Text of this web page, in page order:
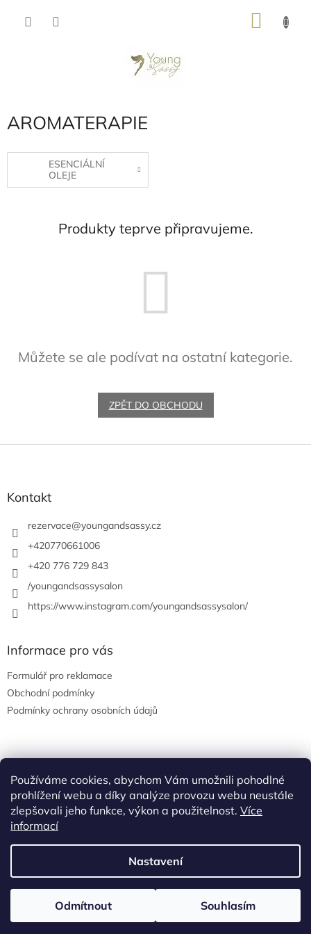
Používáme cookies, abychom Vám umožnili pohodlné
prohlížení webu a díky analýze provozu webu neustále
zlepšovali jeho funkce, výkon a použitelnost. Více
informací
Nastavení
Odmítnout Souhlasím
AROMATERAPIE
ESENCIÁLNÍ
OLEJE
Produkty teprve připravujeme.
Můžete se ale podívat na ostatní kategorie.
ZPĚT DO OBCHODU
Z
Kontakt
rezervace@youngandsassy.cz
+420770661006
+420 776 729 843
/youngandsassysalon
https://www.instagram.com/youngandsassysalon/
Informace pro vás
Formulář pro reklamace
Obchodní podmínky
Podmínky ochrany osobních údajů
Copyright 2026eshop YOUNG AND SASSY. Všechna práva